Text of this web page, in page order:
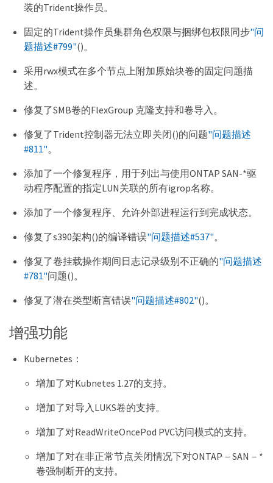
装的Trident操作员。
固定的Trident操作员集群角色权限与捆绑包权限同步"问
题描述#799"()。
采用rwx模式在多个节点上附加原始块卷的固定问题描
述。
修复了SMB卷的FlexGroup 克隆支持和卷导入。
修复了Trident控制器无法立即关闭()的问题"问题描述
#811"。
添加了一个修复程序，用于列出与使用ONTAP SAN-*驱
动程序配置的指定LUN关联的所有igrop名称。
添加了一个修复程序、允许外部进程运行到完成状态。
修复了s390架构()的编译错误"问题描述#537"。
修复了卷挂载操作期间日志记录级别不正确的"问题描述
#781"问题()。
修复了潜在类型断言错误"问题描述#802"()。
增强功能
Kubernetes：
增加了对Kubnetes 1.27的支持。
增加了对导入LUKS卷的支持。
增加了对ReadWriteOncePod PVC访问模式的支持。
增加了对在非正常节点关闭情况下对ONTAP－SAN－*
卷强制断开的支持。